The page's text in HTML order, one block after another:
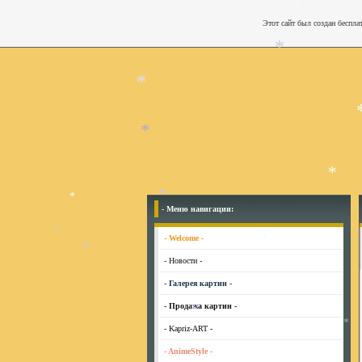
- Меню навигации:
- Welcome -
- Новости -
- Галерея картин -
- Продажа картин -
- Kapriz-ART -
- AnimeStyle -
Этот сайт был создан
*
*
*